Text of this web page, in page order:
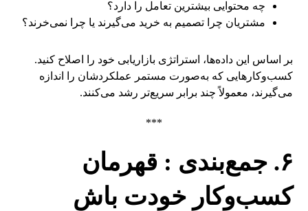
چه محتوایی بیشترین تعامل را دارد؟
مشتریان چرا تصمیم به خرید می‌گیرند یا چرا نمی‌خرند؟
بر اساس این داده‌ها، استراتژی بازاریابی خود را اصلاح کنید.
کسب‌وکارهایی که به‌صورت مستمر عملکردشان را اندازه
می‌گیرند، معمولاً چند برابر سریع‌تر رشد می‌کنند.
***
۶. جمع‌بندی : قهرمان
کسب‌وکار خودت باش